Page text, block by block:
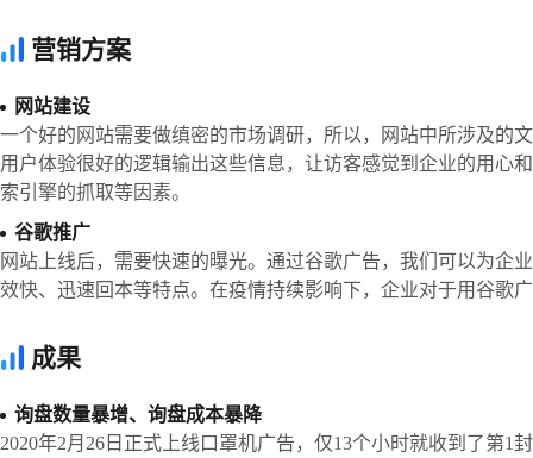
营销方案
网站建设
一个好的网站需要做缜密的市场调研，所以，网站中所涉及的
用户体验很好的逻辑输出这些信息，让访客感觉到企业的用心
索引擎的抓取等因素。
谷歌推广
网站上线后，需要快速的曝光。通过谷歌广告，我们可以为企
效快、迅速回本等特点。在疫情持续影响下，企业对于用谷歌
成果
询盘数量暴增、询盘成本暴降
2020年2月26日正式上线口罩机广告，仅13个小时就收到了第1